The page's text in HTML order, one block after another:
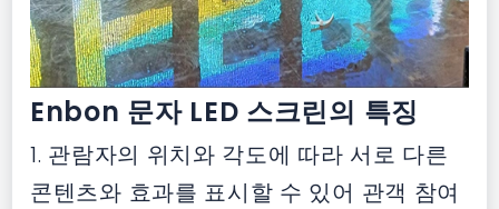
Enbon 문자 LED 스크린의 특징
1. 관람자의 위치와 각도에 따라 서로 다른
콘텐츠와 효과를 표시할 수 있어 관객 참여